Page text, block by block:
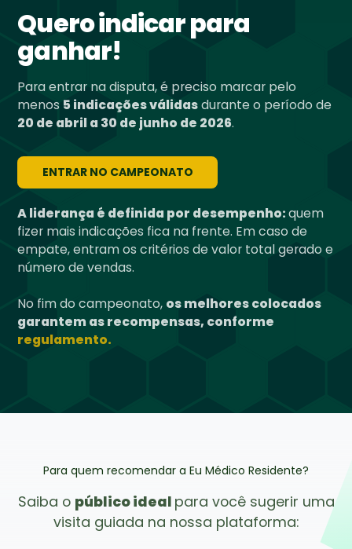
Quero indicar para
ganhar!
Para entrar na disputa, é preciso marcar pelo
menos 5 indicações válidasdurante o período de
20 de abril a 30 de junho de 2026.
ENTRAR NO CAMPEONATO
A liderança é definida por desempenho:quem
fizer mais indicações fica na frente. Em caso de
empate, entram os critérios de valor total gerado e
número de vendas.
No fim do campeonato, os melhores colocados
garantem as recompensas, conforme
regulamento.
Para quem recomendar a Eu Médico Residente?
Saiba o público ideal para você sugerir uma
visita guiada na nossa plataforma: